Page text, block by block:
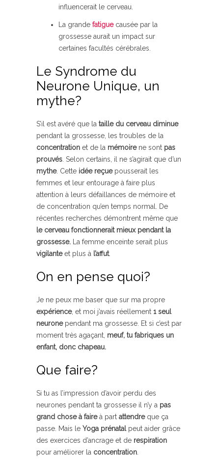
influencerait le cerveau.
La grande fatiguecausée par la
grossesse aurait un impact sur
certaines facultés cérébrales.
Le Syndrome du
Neurone Unique, un
mythe?
S’il est avéré que la taille du cerveau diminue
pendant la grossesse, les troubles de la
concentration et de la mémoirene sont pas
prouvés. Selon certains, il ne s’agirait que d’un
mythe. Cette idée reçuepousserait les
femmes et leur entourage à faire plus
attention à leurs défaillances de mémoire et
de concentration qu’en temps normal. De
récentes recherches démontrent même que
le cerveau fonctionnerait mieux pendant la
grossesse. La femme enceinte serait plus
vigilanteet plus à l’affut.
On en pense quoi?
Je ne peux me baser que sur ma propre
expérience, et moi j’avais réellement 1 seul
neuronependant ma grossesse. Et si c’est par
moment très agaçant, meuf, tu fabriques un
enfant, donc chapeau.
Que faire?
Si tu as l’impression d’avoir perdu des
neurones pendant ta grossesse il n’y a pas
grand chose à faireà part attendreque ça
passe. Mais le Yoga prénatalpeut aider grâce
des exercices d’ancrage et de respiration
pour améliorer la concentration.